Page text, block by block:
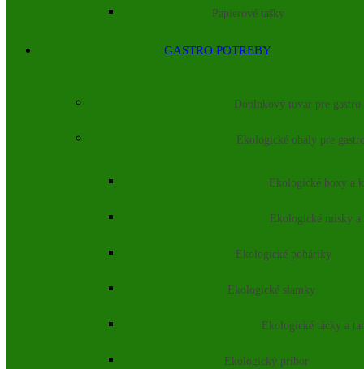
Papierové tašky
GASTRO POTREBY
Doplnkový tovar pre gastro
Ekologické obaly pre
Ekologické boxy a
Ekologické misky
Ekologické poháriky
Ekologické slamky
Ekologické tácky a
Ekologický príbor